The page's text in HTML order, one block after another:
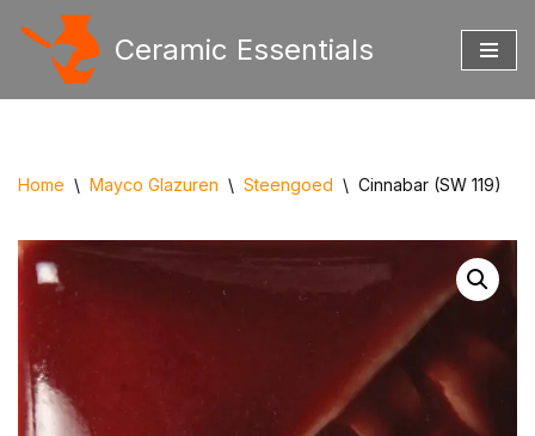
Ceramic Essentials
Home \ Mayco Glazuren \ Steengoed \ Cinnabar (SW 119)